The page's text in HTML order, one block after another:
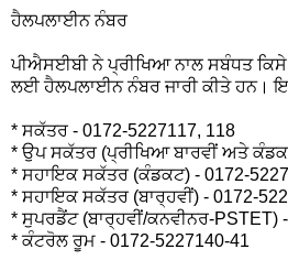
ਹੈਲਪਲਾਈਨ ਨੰਬਰ
ਪੀਐਸਈਬੀ ਨੇ ਪ੍ਰੀਖਿਆ ਨਾਲ ਸਬੰਧਤ
ਲਈ ਹੈਲਪਲਾਈਨ ਨੰਬਰ ਜਾਰੀ ਕੀਤੇ ਹਨ।
* ਸਕੱਤਰ - 0172-5227117, 118
* ਉਪ ਸਕੱਤਰ (ਪ੍ਰੀਖਿਆ ਬਾਰਵੀਂ ਅਤੇ
* ਸਹਾਇਕ ਸਕੱਤਰ (ਕੰਡਕਟ) - 0172-
* ਸਹਾਇਕ ਸਕੱਤਰ (ਬਾਰ੍ਹਵੀਂ) - 0172-
* ਸੁਪਰਡੈਂਟ (ਬਾਰ੍ਹਵੀਂ/ਕਨਵੀਨਰ-PSTET)
* ਕੰਟਰੋਲ ਰੂਮ - 0172-5227140-41